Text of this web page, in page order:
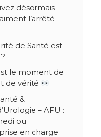
désormais
l’arrêté
de Santé est
le moment de
de vérité
&
– AFU :
ou
en charge